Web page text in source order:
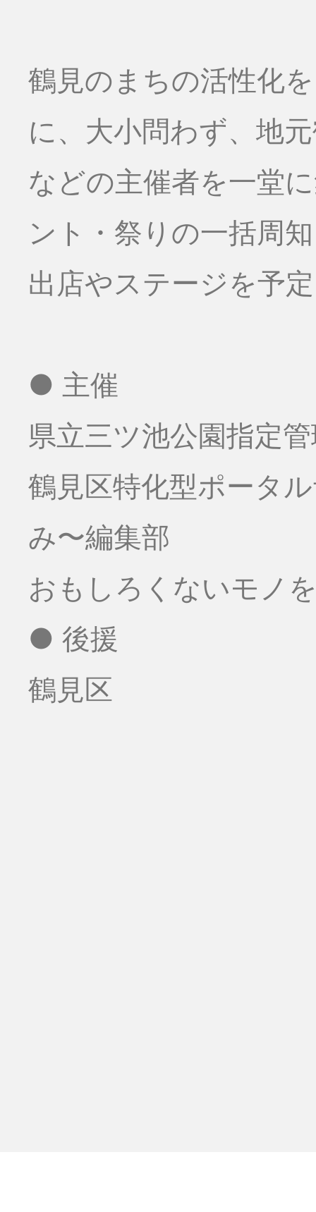
鶴見のまちの活性化
に、大小問わず、地
などの主催者を一堂
ント・祭りの一括周
出店やステージを予
● 主催
県立三ツ池公園指定
鶴見区特化型ポータ
み〜編集部
おもしろくないモノ
● 後援
鶴見区